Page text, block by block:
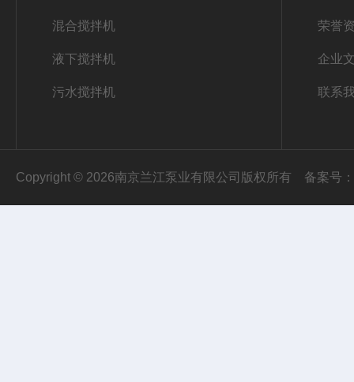
混合搅拌机
液下搅拌机
污水搅拌机
荣誉
企业
联系
Copyright © 2026南京兰江泵业有限公司版权所有 备案号